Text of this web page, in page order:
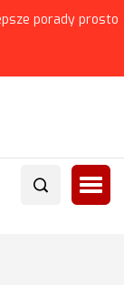
porady prosto